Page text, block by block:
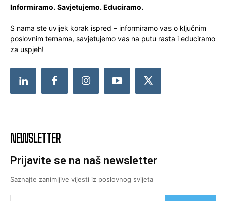
Informiramo. Savjetujemo. Educiramo.
S nama ste uvijek korak ispred – informiramo vas o ključnim
poslovnim temama, savjetujemo vas na putu rasta i educiramo
za uspjeh!
NEWSLETTER
Prijavite se na naš newsletter
Saznajte zanimljive vijesti iz poslovnog svijeta